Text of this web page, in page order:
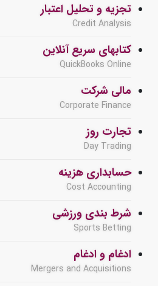
تجزیه و تحلیل اعتبار
Credit Analysis
کتابهای سریع آنلاین
QuickBooks Online
مالی شرکت
Corporate Finance
تجارت روز
Day Trading
حسابداری هزینه
Cost Accounting
شرط بندی ورزشی
Sports Betting
ادغام و ادغام
Mergers and Acquisitions